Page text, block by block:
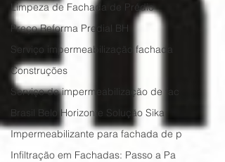
Limpeza de Fachada de Prédio
Preço Reforma Predial BH
Serviço impermeabilização fachada
Construções
Serviço de impermeabilização de fac
Brasil Belo Horizonte Solução Sika
Impermeabilizante para fachada de p
Infiltração em Fachadas: Passo a Pa